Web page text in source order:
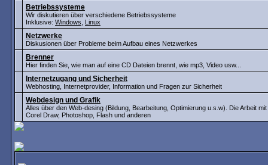
Betriebssysteme
Wir diskutieren über verschiedene Betriebssysteme
Inklusive: Windows Linux
Netzwerke
Diskusionen über Probleme beim Aufbau eines Netzwerkes
Brenner
Hier finden Sie, wie man auf eine CD Dateien brennt, wie mp3, Video usw...
Internetzugang und Sicherheit
Webhosting, Internetprovider, Information und Fragen zur Sicherheit
Webdesign und Grafik
Alles über den Web-desing (Bildung, Bearbeitung, Optimierung u.s.w). Die Arbeit
Corel Draw, Photoshop, Flash und anderen